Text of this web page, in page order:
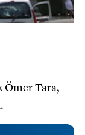
Ömer Tara,